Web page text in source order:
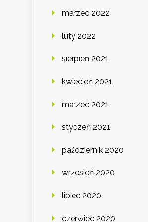
marzec 2022
luty 2022
sierpień 2021
kwiecień 2021
marzec 2021
styczeń 2021
październik 2020
wrzesień 2020
lipiec 2020
czerwiec 2020